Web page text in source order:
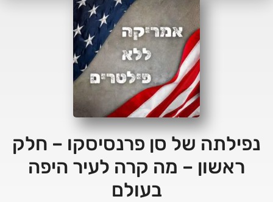
נפילתה של סן פרנסיסקו – חלק
ראשון – מה קרה לעיר היפה
בעולם